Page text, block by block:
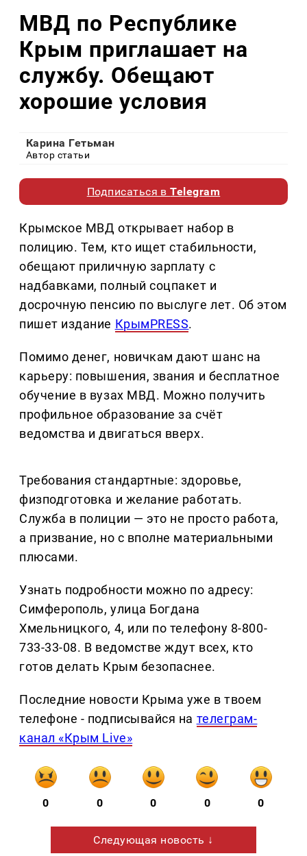
МВД по Республике
Крым приглашает на
службу. Обещают
хорошие условия
Карина Гетьман
Автор статьи
Подписаться вTelegram
Крымское МВД открывает набор в
полицию. Тем, кто ищет стабильности,
обещают приличную зарплату с
надбавками, полный соцпакет и
досрочную пенсию по выслуге лет. Об этом
пишет издание КрымPRESS.
Помимо денег, новичкам дают шанс на
карьеру: повышения, звания и бесплатное
обучение в вузах МВД. Можно получить
профильное образование за счёт
ведомства и двигаться вверх.
Требования стандартные: здоровье,
физподготовка и желание работать.
Служба в полиции — это не просто работа,
а призвание, но с вполне материальными
плюсами.
Узнать подробности можно по адресу:
Симферополь, улица Богдана
Хмельницкого, 4, или по телефону 8-800-
733-33-08. В ведомстве ждут всех, кто
готов делать Крым безопаснее.
Последние новости Крыма уже в твоем
телефоне - подписывайся на телеграм-
канал «Крым Live»
0 0 0 0 0
Следующая новость ↓